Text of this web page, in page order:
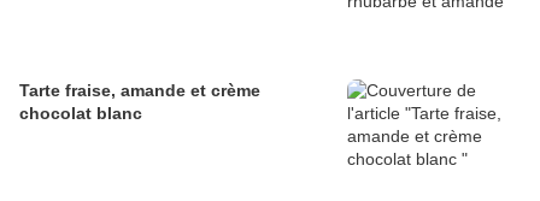
Tarte fraise, amande et crème
chocolat blanc